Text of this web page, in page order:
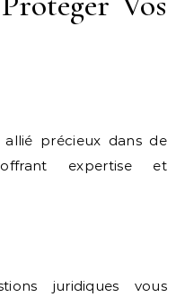
précieux dans de
expertise et
juridiques vous